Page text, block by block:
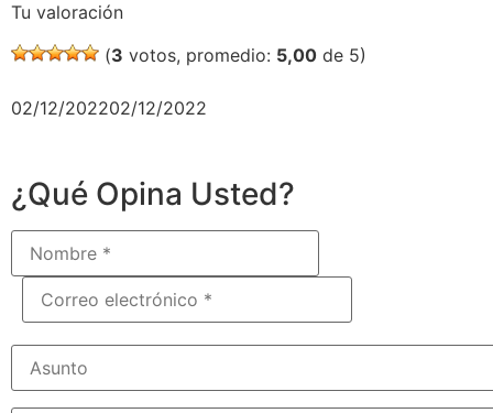
Tu valoración
(3 votos, promedio: 5,00 de 5)
02/12/202202/12/2022
¿Qué Opina Usted?